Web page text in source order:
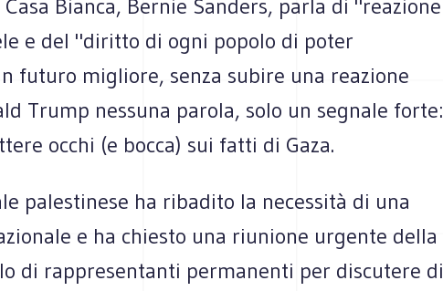
Bianca, Bernie Sanders, parla di "reazione
e del "diritto di ogni popolo di poter
futuro migliore, senza subire una reazione
Trump nessuna parola, solo un segnale forte:
occhi (e bocca) sui fatti di Gaza.
palestinese ha ribadito la necessità di una
e ha chiesto una riunione urgente della
di rappresentanti permanenti per discutere di